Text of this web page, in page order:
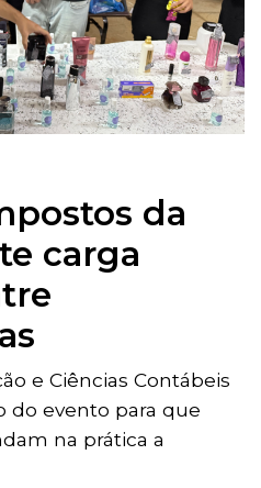
da
carga
e Ciências Contábeis
do evento para que
na prática a